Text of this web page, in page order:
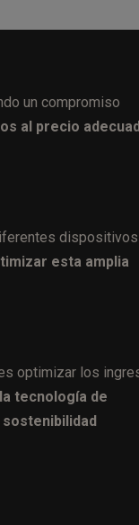
un compromiso
al precio
esta amplia
optimizar los
tecnología de